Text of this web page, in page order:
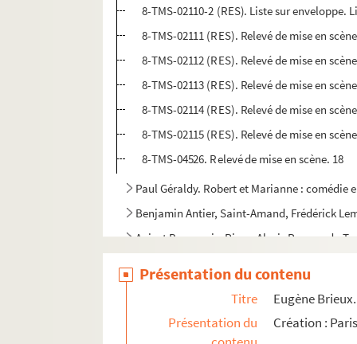
8-TMS-02110-2 (RES). Liste sur enveloppe.
8-TMS-02111 (RES). Relevé de mise en
8-TMS-02112 (RES). Relevé de mise en
8-TMS-02113 (RES). Relevé de mise en
8-TMS-02114 (RES). Relevé de mise en
8-TMS-02115 (RES). Relevé de mise en
8-TMS-04526. Relevé de mise en scène. 18
Paul Géraldy. Robert et Marianne : comédie
Benjamin Antier, Saint-Amand, Frédérick
Anicet Bourgeois, Pierre Alexis Ponson du
Claude-André Puget. Le roi de la fête :
Présentation du contenu
Titre
Eugène
Présentation du
Création :